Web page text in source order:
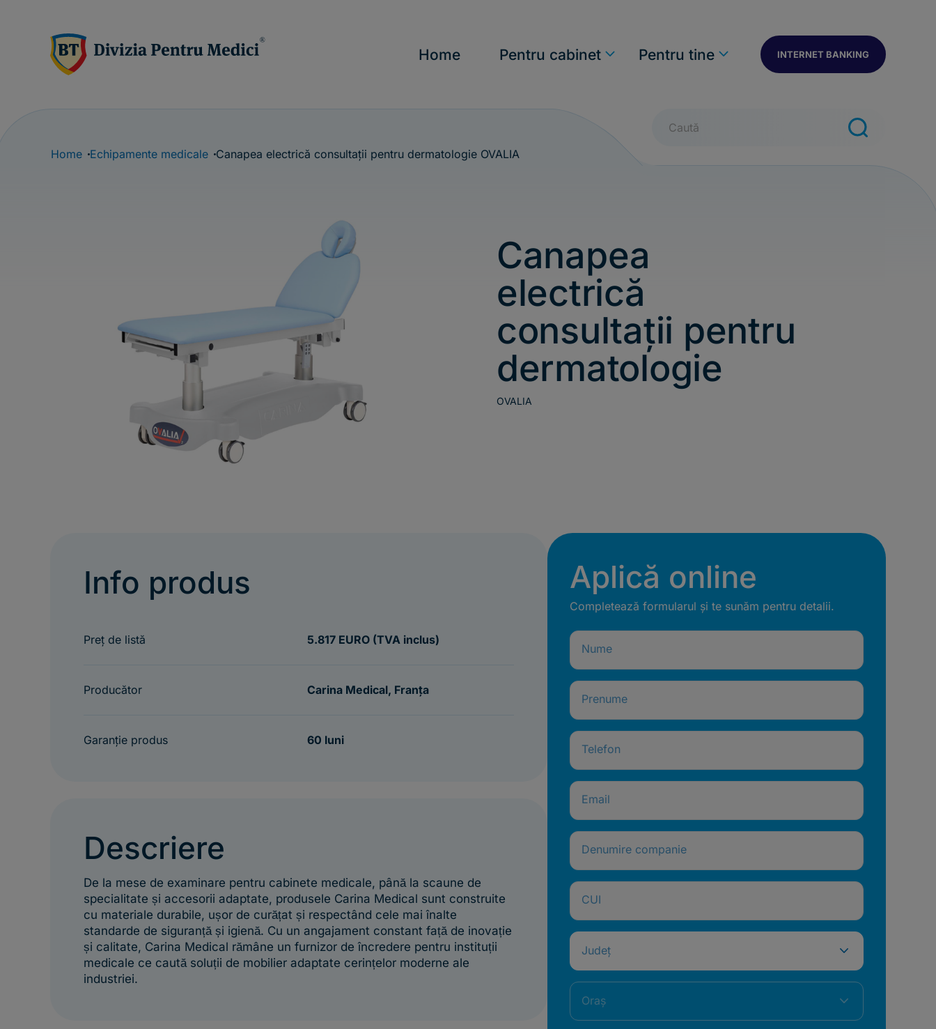
Home Pentru cabinet n Pentru tine n INTERNET BANKING
Home Echipamente medicale Canapea electrică consultații pentru dermatologie OVALIA
Caută
Canapea
electrică
consultații pentru
dermatologie
OVALIA
Info produs
Preț de listă 5.817 EURO (TVA inclus)
Producător Carina Medical, Franța
Garanție produs 60 luni
Descriere
De la mese de examinare pentru cabinete medicale, până la scaune de
specialitate și accesorii adaptate, produsele Carina Medical sunt construite
cu materiale durabile, ușor de curățat și respectând cele mai înalte
standarde de siguranță și igienă. Cu un angajament constant față de inovație
și calitate, Carina Medical rămâne un furnizor de încredere pentru instituții
medicale ce caută soluții de mobilier adaptate cerințelor moderne ale
industriei.
Aplică online
Completează formularul și te sunăm pentru detalii.
Nume
Prenume
Telefon
Email
Denumire companie
CUI
Județ
Oraș